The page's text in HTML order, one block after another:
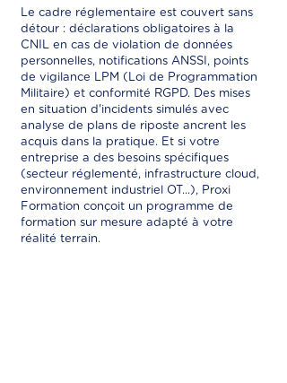
Le cadre réglementaire est couvert sans
détour : déclarations obligatoires à la
CNIL en cas de violation de données
personnelles, notifications ANSSI, points
de vigilance LPM (Loi de Programmation
Militaire) et conformité RGPD. Des mises
en situation d'incidents simulés avec
analyse de plans de riposte ancrent les
acquis dans la pratique. Et si votre
entreprise a des besoins spécifiques
(secteur réglementé, infrastructure cloud,
environnement industriel OT...), Proxi
Formation conçoit un programme de
formation sur mesure adapté à votre
réalité terrain.